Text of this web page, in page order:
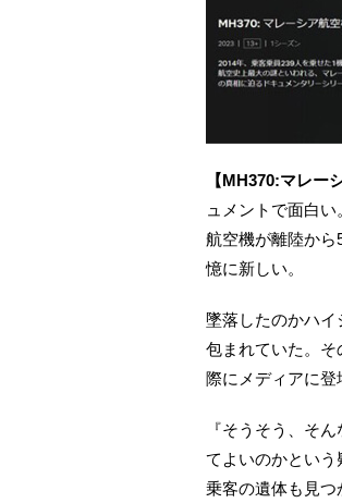
【MH370:マレー
ュメントで面白
航空機が離陸か
憶に新しい。
墜落したのかハイ
包まれていた。
際にメディアに登
『そうそう、そ
てよいのかという
乗客の遺体も見